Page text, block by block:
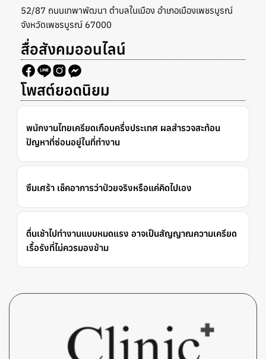
52/87 ถนนเทพาพัฒนา ตำบลในเมือง อำเภอเมืองเพชรบูรณ์
จังหวัดเพชรบูรณ์ 67000
สื่อสังคมออนไลน์
โพสต์ยอดนิยม
พนักงานไทยเครียดเกือบครึ่งประเทศ ผลสำรวจสะท้อน
ปัญหาที่ซ่อนอยู่ในที่ทำงาน
ซึมเศร้า เช็คอาการว่าป่วยจริงหรือแค่คิดไปเอง
ตื่นเช้าไปทำงานแบบหมดแรง อาจเป็นสัญญาณความเครียด
เรื้อรังที่ไม่ควรมองข้าม